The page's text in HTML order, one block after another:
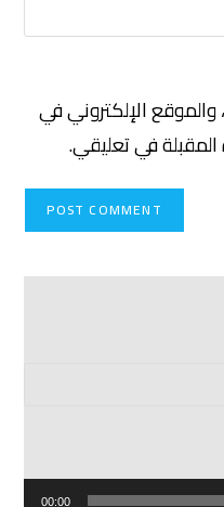
الإلكتروني في
في تعليقي.
00:00